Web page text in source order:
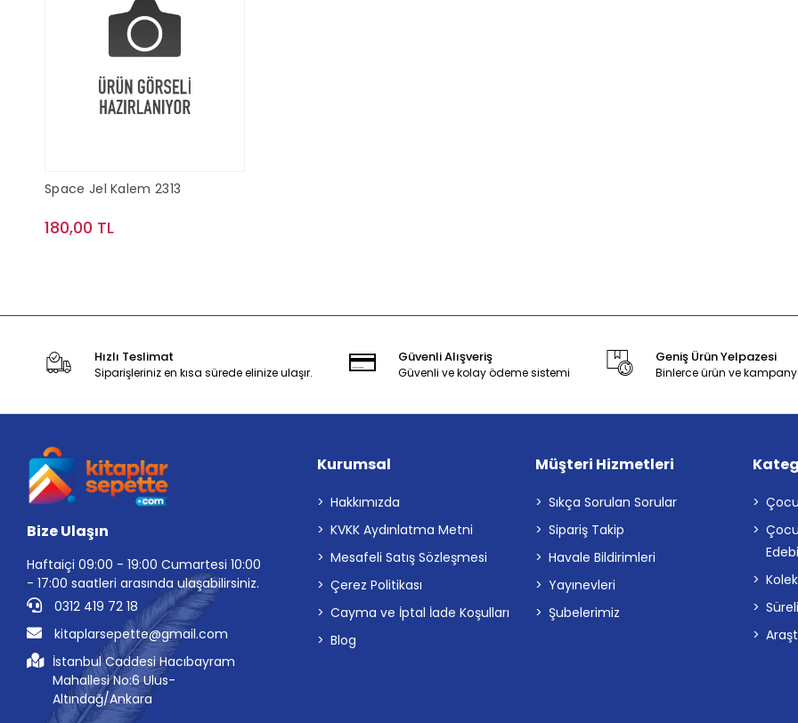
Space Jel Kalem 2313
180,00 TL
Hızlı Teslimat
Siparişleriniz en kısa sürede elinize ulaşır.
Güvenli Alışveriş
Güvenli ve kolay ödeme sistemi
Geniş Ürün Yelpazesi
Binlerce ürün ve
Bize Ulaşın
Haftaiçi 09:00 - 19:00 Cumartesi 10:00
- 17:00 saatleri arasında ulaşabilirsiniz.
0312 419 72 18
kitaplarsepette@gmail.com
İstanbul Caddesi Hacıbayram
Mahallesi No:6 Ulus-
Altındağ/Ankara
Kurumsal
Hakkımızda
KVKK Aydınlatma Metni
Mesafeli Satış Sözleşmesi
Çerez Politikası
Cayma ve İptal İade Koşulları
Blog
Müşteri Hizmetleri
Sıkça Sorulan Sorular
Sipariş Takip
Havale Bildirimleri
Yayınevleri
Şubelerimiz